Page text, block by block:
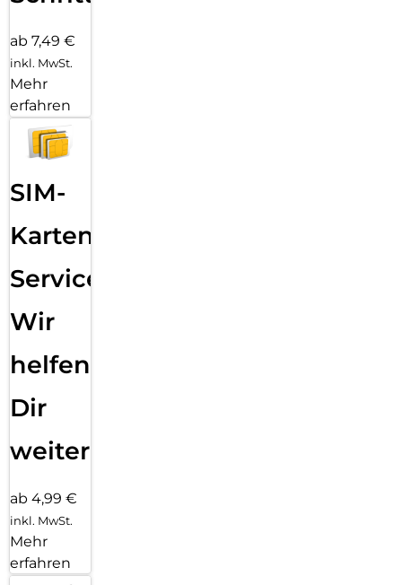
ab 7,49 €
inkl. MwSt.
Mehr
erfahren
SIM-
Karten
Service:
Wir
helfen
Dir
weiter
ab 4,99 €
inkl. MwSt.
Mehr
erfahren